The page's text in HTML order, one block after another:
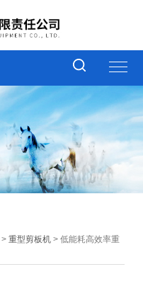
>重型剪板机 > 低能耗高效率重